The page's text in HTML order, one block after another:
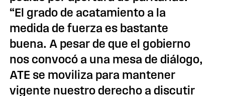
“El grado de acatamiento a la
medida de fuerza es bastante
buena. A pesar de que el gobierno
nos convocó a una mesa de diálogo,
ATE se moviliza para mantener
vigente nuestro derecho a discutir